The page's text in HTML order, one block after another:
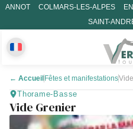
ANNOT COLMARS-LES-ALPES
SAINT-
← Accueil Fêtes et manifestations
Thorame-Basse
Vide Grenier